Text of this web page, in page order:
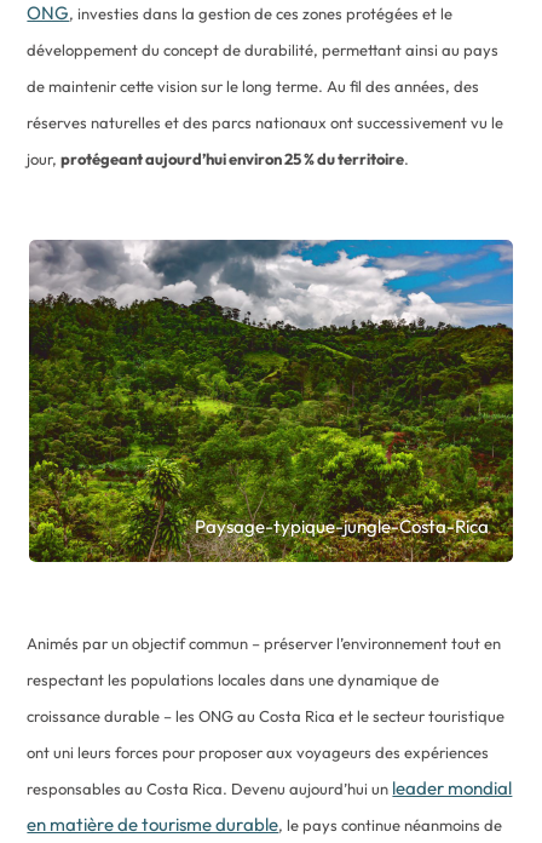
ONG, investies dans la gestion de ces zones protégées et le
développement du concept de durabilité, permettant ainsi au pays
de maintenir cette vision sur le long terme. Au fil des années, des
réserves naturelles et des parcs nationaux ont successivement vu le
jour,protégeant aujourd’hui environ 25 % du territoire.
Paysage-typique-jungle-Costa-Rica
Animés par un objectif commun – préserver l’environnement tout en
respectant les populations locales dans une dynamique de
croissance durable – les ONG au Costa Rica et le secteur touristique
ont uni leurs forces pour proposer aux voyageurs des expériences
responsables au Costa Rica. Devenu aujourd’hui un leader mondial
en matière de tourisme durable, le pays continue néanmoins de